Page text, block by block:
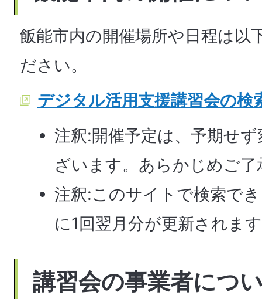
飯能市内の開催場所や日程は以
ださい。
デジタル活用支援講習会の検
注釈:開催予定は、予期せ
ざいます。あらかじめご
注釈:このサイトで検索で
に1回翌月分が更新されま
講習会の事業者につ